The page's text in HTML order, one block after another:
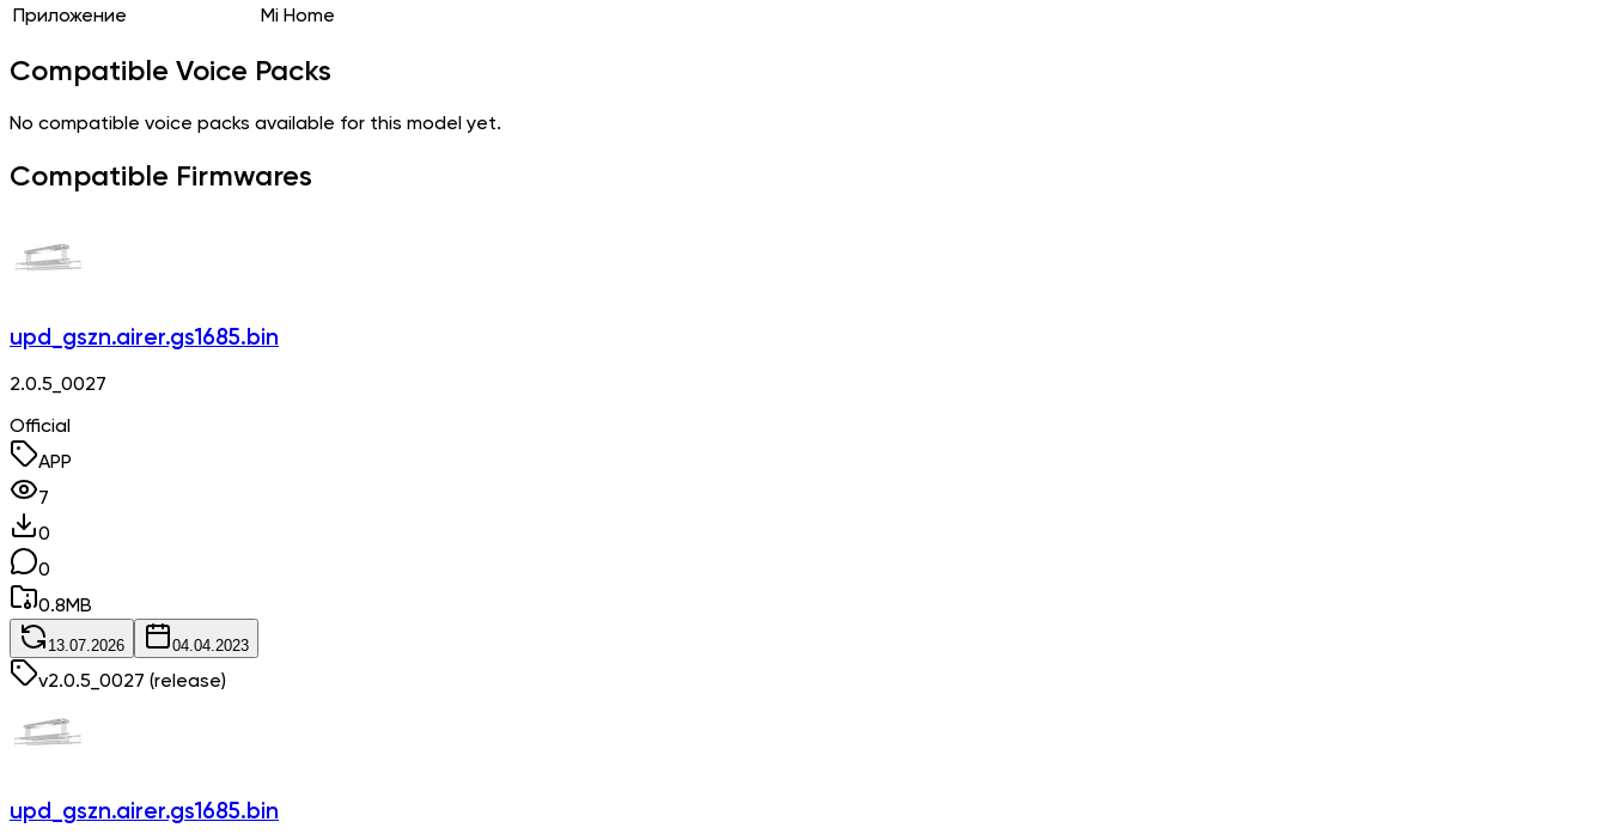
Приложение Mi Home
Compatible Voice Packs
No compatible voice packs available for this model yet.
Compatible Firmwares
upd_gszn.airer.gs1685.bin
2.0.5_0027
Official
APP
7
0
0
0.8MB
13.07.2026 04.04.2023
v2.0.5_0027 (release)
upd_gszn.airer.gs1685.bin